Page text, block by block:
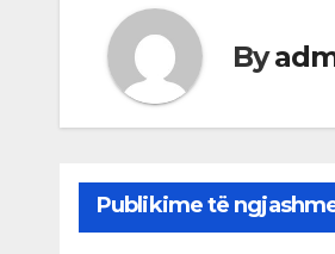
By
Publikime të